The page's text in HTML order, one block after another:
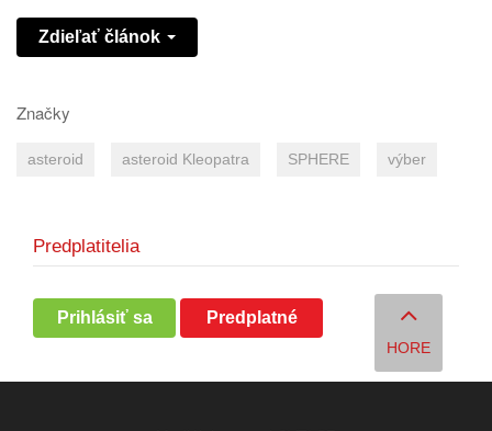
Zdieľať článok
Značky
asteroid asteroid Kleopatra SPHERE výber
Predplatitelia
Prihlásiť sa Predplatné
HORE